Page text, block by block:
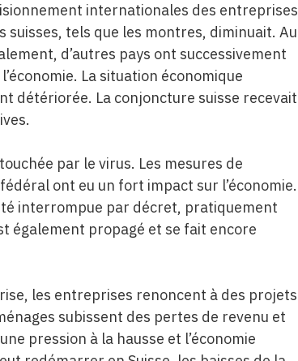
internationales des entreprises
suisses, tels que les montres, diminuait. Au
d’autres pays ont successivement
La situation économique
détériorée. La conjoncture suisse recevait
par le virus. Les mesures de
ont eu un fort impact sur l’économie.
interrompue par décret, pratiquement
également propagé et se fait encore
les entreprises renoncent à des projets
subissent des pertes de revenu et
pression à la hausse et l’économie